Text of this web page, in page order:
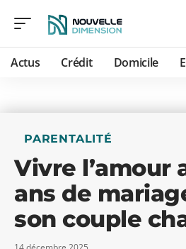
Actus Crédit Domicile
PARENTALITÉ
Vivre l’amour
ans de
son couple